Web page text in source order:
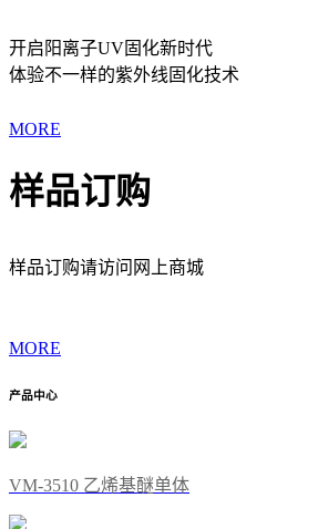
开启阳离子UV固化新时代
体验不一样的紫外线固化技术
MORE
样品订购
样品订购请访问网上商城
MORE
产品中心
VM-3510 乙烯基醚单体